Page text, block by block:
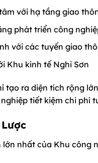
với hạ tầng giao
phát triển công
với các tuyến giao
Khu kinh tế Nghi Sơn
tạo ra diện tích rộng
tiết kiệm chi phí
nhất của Khu công